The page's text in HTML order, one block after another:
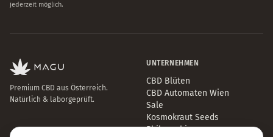
jederzeit möglich.
Premium CBD aus Österreich.
Natürlich & laborgeprüft.
UNTERNEHMEN
CBD Blüten
CBD Automaten Wien
Sale
Kosmokraut Seeds
Philosophie